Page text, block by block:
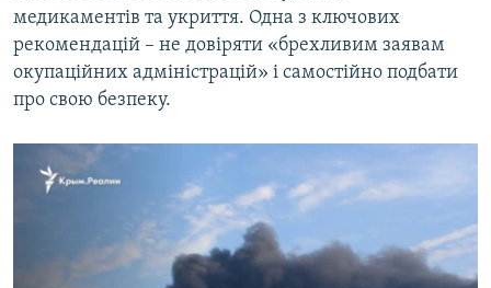
медикаментів та укриття. Одна з ключових
рекомендацій – не довіряти «брехливим заявам
окупаційних адміністрацій» і самостійно подбати
про свою безпеку.